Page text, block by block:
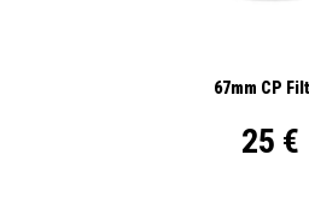
67mm CP
25 €